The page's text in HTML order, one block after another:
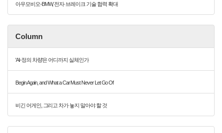
아우모비오-BMW, 전자·브레이크 기술 협력 확대
Column
'AI-정의 차량'은 어디까지 실체인가
Begin Again, and What a Car Must Never Let Go Of
비긴 어게인, 그리고 차가 놓지 말아야 할 것